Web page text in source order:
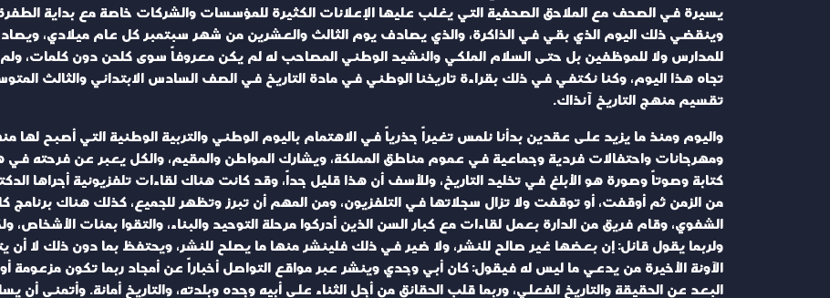
يسيرة في الصحف مع الملاحق الصحفية التي يغلب عليها الإعلانات الكثيرة للمؤسسات والشركات خاصة مع بداية
وينقضي ذلك اليوم الذي بقي في الذاكرة، والذي يصادف يوم الثالث والعشرين من شهر سبتمبر كل عام ميلادي،
للمدارس ولا للموظفين بل حتى السلام الملكي والنشيد الوطني المصاحب له لم يكن معروفاً سوى كلحن دون كلمات، ولم
تجاه هذا اليوم، وكنا نكتفي في ذلك بقراءة تاريخنا الوطني في مادة التاريخ في الصف السادس الابتدائي والثالث
تقسيم منهج التاريخ آنذاك.
واليوم ومنذ ما يزيد على عقدين بدأنا نلمس تغيراً جذرياً في الاهتمام باليوم الوطني والتربية الوطنية التي أصبح
ومهرجانات واحتفالات فردية وجماعية في عموم مناطق المملكة، ويشارك المواطن والمقيم، والكل يعبر عن فرحته في
كتابة وصوتاً وصورة هو الأبلغ في تخليد التاريخ، وللأسف أن هذا قليل جداً، وقد كانت هناك لقاءات تلفزيونية أجراها
من الزمن ثم أوقفت، أو توقفت ولا تزال سجلاتها في التلفزيون، ومن المهم أن تبرز وتظهر للجميع، كذلك هناك برنامج
الشفوي، وقام فريق من الدارة بعمل لقاءات مع كبار السن الذين أدركوا مرحلة التوحيد والبناء، والتقوا بمئات الأشخاص،
ولربما يقول قائل: إن بعضها غير صالح للنشر، ولا ضير في ذلك فلينشر منها ما يصلح للنشر، ويحتفظ بما دون ذلك لا أن
الآونة الأخيرة من يدعي ما ليس له فيقول: كان أبي وجدي وينشر عبر مواقع التواصل أخباراً عن أمجاد ربما تكون
البعد عن الحقيقة والتاريخ الفعلي، وربما قلب الحقائق من أجل الثناء على أبيه وجده وبلدته، والتاريخ أمانة. وأتمنى